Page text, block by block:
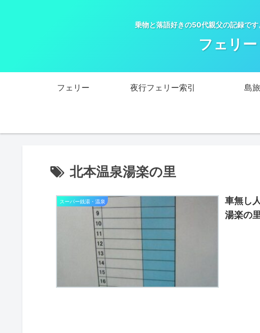
乗物と落語好きの50代親父の記録で
フェリ
フェリー 夜行フェリー索引 島旅
北本温泉湯楽の里
スーパー銭湯・温泉
車無し
湯楽の